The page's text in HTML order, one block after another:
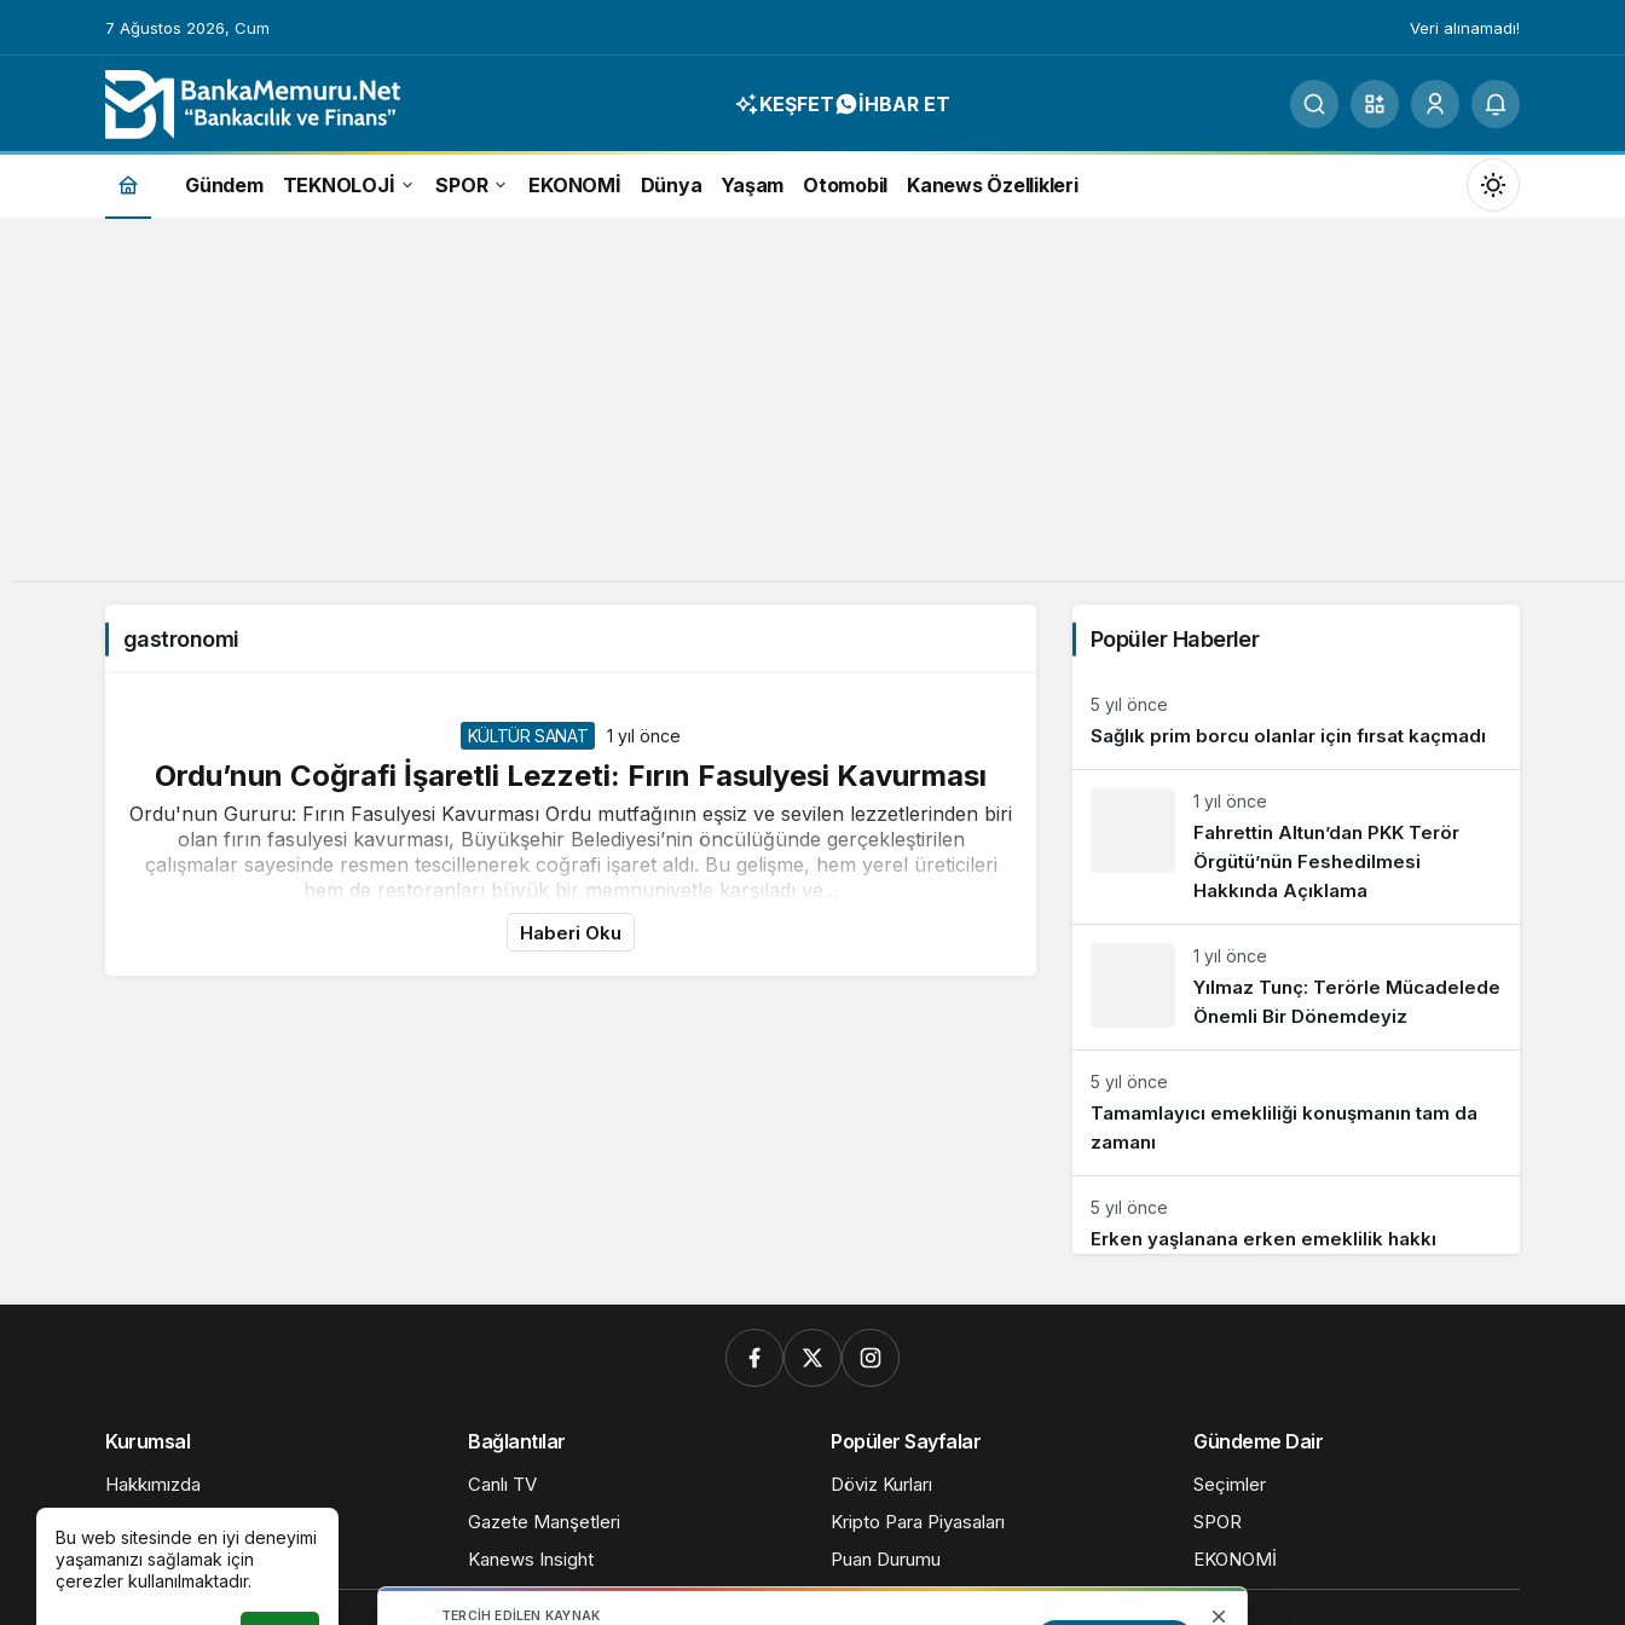
7 Ağustos 2026, Cum Veri alınamadı!
gastronomi
Haberleri
KEŞFET İHBAR ET
Gündem TEKNOLOJİ SPOR EKONOMİ Dünya Yaşam Otomobil Kanews Özellikleri
Mod
değiştir
gastronomi
KÜLTÜR SANAT 1 yıl önce
Ordu’nun Coğrafi İşaretli Lezzeti: Fırın Fasulyesi Kavurması
Ordu'nun Gururu: Fırın Fasulyesi Kavurması Ordu mutfağının eşsiz ve sevilen lezzetlerinden biri
olan fırın fasulyesi kavurması, Büyükşehir Belediyesi’nin öncülüğünde gerçekleştirilen
çalışmalar sayesinde resmen tescillenerek coğrafi işaret aldı. Bu gelişme, hem yerel üreticileri
hem de restoranları büyük bir memnuniyetle karşıladı ve...
Haberi Oku
Popüler Haberler
5 yıl önce
Sağlık prim borcu olanlar için fırsat kaçmadı
1 yıl önce
Fahrettin Altun’dan PKK Terör
Örgütü’nün Feshedilmesi
Hakkında Açıklama
1 yıl önce
Yılmaz Tunç: Terörle Mücadelede
Önemli Bir Dönemdeyiz
5 yıl önce
Tamamlayıcı emekliliği konuşmanın tam da
zamanı
5 yıl önce
Erken yaşlanana erken emeklilik hakkı
Bu web sitesinde en iyi deneyimi
yaşamanızı sağlamak için
çerezler kullanılmaktadır.
Kurumsal
Hakkımızda
Gizlilik politikası
Bağlantılar
Canlı TV
Gazete Manşetleri
Kanews Insight
Popüler Sayfalar
Döviz Kurları
Kripto Para Piyasaları
Puan Durumu
Gündeme Dair
Seçimler
SPOR
EKONOMİ
TERCIH EDILEN KAYNAK